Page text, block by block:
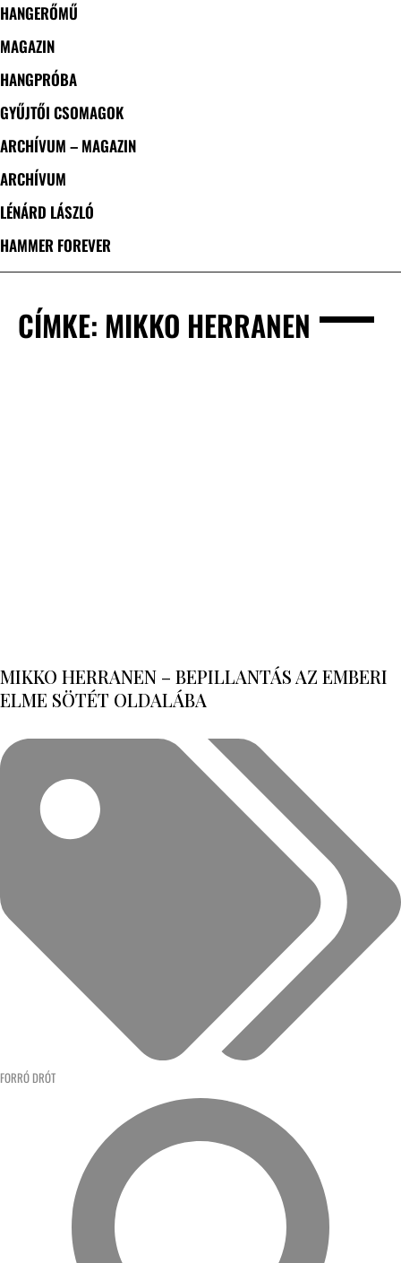
HANGERŐMŰ
MAGAZIN
HANGPRÓBA
GYŰJTŐI CSOMAGOK
ARCHÍVUM – MAGAZIN
ARCHÍVUM
LÉNÁRD LÁSZLÓ
HAMMER FOREVER
CÍMKE: MIKKO HERRANEN
MIKKO HERRANEN – BEPILLANTÁS AZ EMBERI
ELME SÖTÉT OLDALÁBA
FORRÓ DRÓT